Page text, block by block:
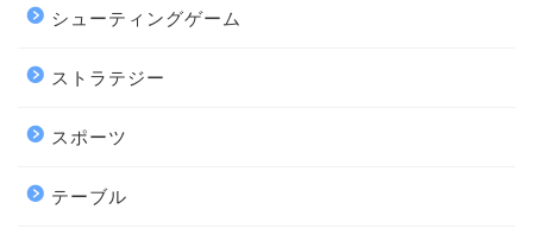
シューティングゲーム
ストラテジー
スポーツ
テーブル